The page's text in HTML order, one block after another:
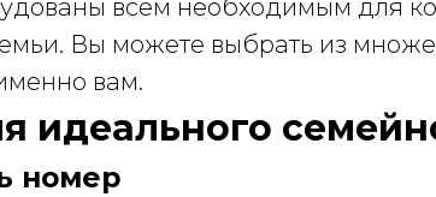
всем необходимым для
Вы можете выбрать из
вам.
идеального
номер